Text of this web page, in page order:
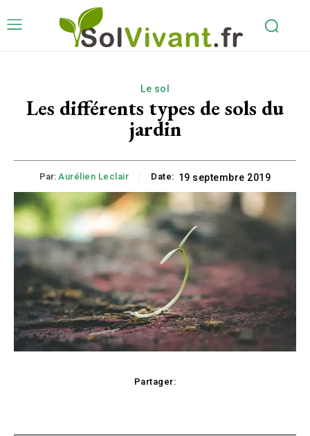
Le sol
Les différents types de sols du
jardin
Par: Aurélien Leclair Date: 19 septembre 2019
Partager: